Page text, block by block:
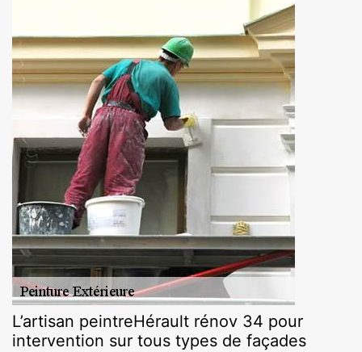
L’artisan peintreHérault rénov 34 pour
intervention sur tous types de façades